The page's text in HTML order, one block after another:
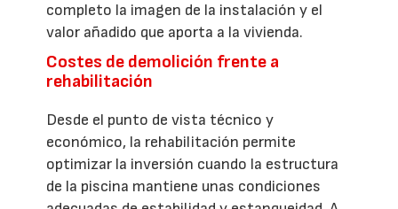
completo la imagen de la instalación y el
valor añadido que aporta a la vivienda.
Costes de demolición frente a
rehabilitación
Desde el punto de vista técnico y
económico, la rehabilitación permite
optimizar la inversión cuando la estructura
de la piscina mantiene unas condiciones